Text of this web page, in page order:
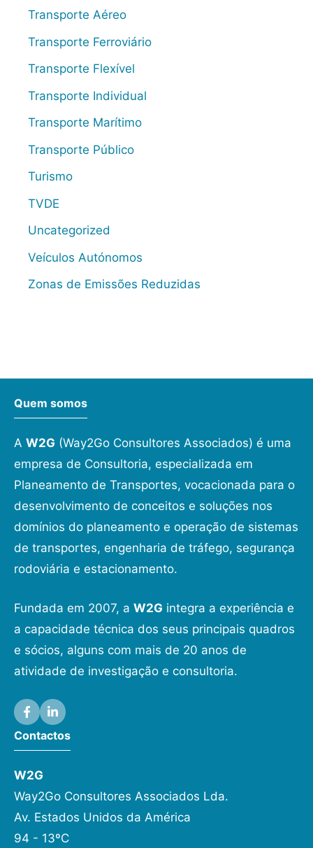
Transporte Aéreo
Transporte Ferroviário
Transporte Flexível
Transporte Individual
Transporte Marítimo
Transporte Público
Turismo
TVDE
Uncategorized
Veículos Autónomos
Zonas de Emissões Reduzidas
Quem somos
A W2G (Way2Go Consultores Associados) é uma
empresa de Consultoria, especializada em
Planeamento de Transportes, vocacionada para o
desenvolvimento de conceitos e soluções nos
domínios do planeamento e operação de sistemas
de transportes, engenharia de tráfego, segurança
rodoviária e estacionamento.
Fundada em 2007, a W2G integra a experiência e
a capacidade técnica dos seus principais quadros
e sócios, alguns com mais de 20 anos de
atividade de investigação e consultoria.
Contactos
W2G
Way2Go Consultores Associados Lda.
Av. Estados Unidos da América
94 - 13ºC